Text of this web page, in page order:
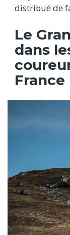
distribué de
Le
dans
France